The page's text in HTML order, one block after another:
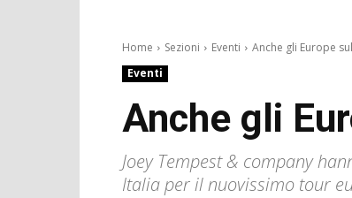
Home Sezioni Eventi
Anche gli Europe
Eventi
Anche gli
Joey Tempest & company
Italia per il nuovissimo tour